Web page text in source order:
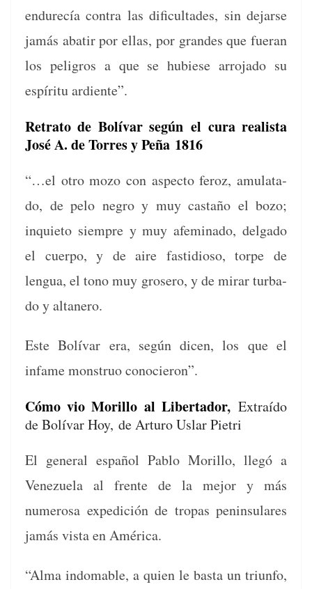
endurecía con­tra las difi­cul­tades, sin dejarse
jamás abatir por ellas, por grandes que fuer­an
los peli­gros a que se hubiese arro­ja­do su
espíritu ardiente”.
Retrato de Bolívar según el cura realista
José A. de Torres y Peña 1816
“…el otro mozo con aspec­to fer­oz, amu­lata­
do, de pelo negro y muy cas­taño el bozo;
inqui­eto siem­pre y muy afem­i­na­do, del­ga­do
el cuer­po, y de aire fas­tidioso, tor­pe de
lengua, el tono muy grosero, y de mirar tur­ba­
do y altanero.
Este Bolí­var era, según dicen, los que el
infame mon­struo conocieron”.
Cómo vio Morillo al Libertador,Extraído
de Bolívar Hoy, de Arturo Uslar Pietri
El gen­er­al español Pablo Moril­lo, llegó a
Venezuela al frente de la mejor y más
numerosa expe­di­ción de tropas penin­su­lares
jamás vista en América.
“Alma indomable, a quien le bas­ta un tri­un­fo,